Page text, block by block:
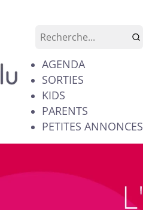
AGENDA
SORTIES
KIDS
PARENTS
PETITES ANNONCES